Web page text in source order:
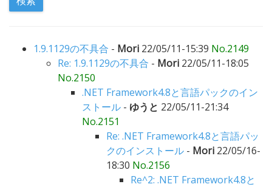
1.9.1129の不具合 - Mori 22/05/11-15:39 No.2149
Re: 1.9.1129の不具合 - Mori 22/05/11-18:05
No.2150
.NET Framework4.8と言語パックのイン
ストール - ゆうと 22/05/11-21:34
No.2151
Re: .NET Framework4.8と言語パッ
クのインストール - Mori 22/05/16-
18:30 No.2156
Re^2: .NET Framework4.8と